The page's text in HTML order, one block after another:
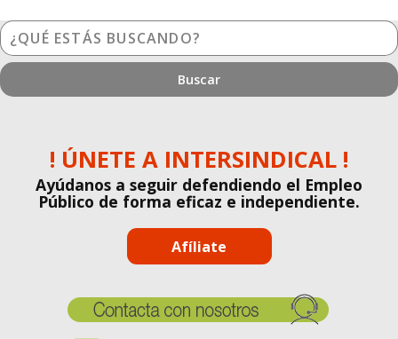
¿Qué
estás
buscando?
! ÚNETE A INTERSINDICAL !
Ayúdanos a seguir defendiendo el Empleo
Público de forma eficaz e independiente.
Afíliate